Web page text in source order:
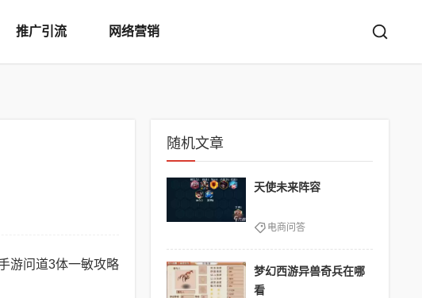
推广引流 网络营销
游问道3体一敏攻略
随机文章
天使未来阵容
电商问答
梦幻西游异兽奇兵在哪
看